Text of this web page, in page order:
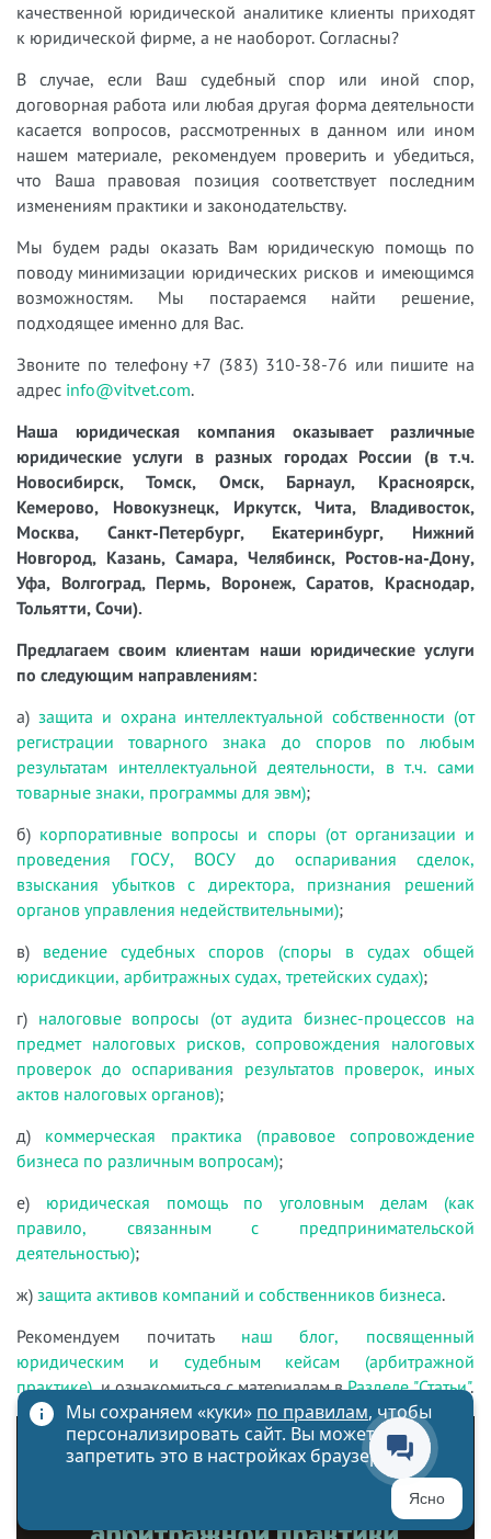
качественной юридической аналитике клиенты приходят
к юридической фирме, а не наоборот. Согласны?
В случае, если Ваш судебный спор или иной спор,
договорная работа или любая другая форма деятельности
касается вопросов, рассмотренных в данном или ином
нашем материале, рекомендуем проверить и убедиться,
что Ваша правовая позиция соответствует последним
изменениям практики и законодательству.
Мы будем рады оказать Вам юридическую помощь по
поводу минимизации юридических рисков и имеющимся
возможностям. Мы постараемся найти решение,
подходящее именно для Вас.
Звоните по телефону +7 (383) 310-38-76 или пишите на
адрес info@vitvet.com.
Наша юридическая компания оказывает различные
юридические услуги в разных городах России (в т.ч.
Новосибирск, Томск, Омск, Барнаул, Красноярск,
Кемерово, Новокузнецк, Иркутск, Чита, Владивосток,
Москва, Санкт-Петербург, Екатеринбург, Нижний
Новгород, Казань, Самара, Челябинск, Ростов-на-Дону,
Уфа, Волгоград, Пермь, Воронеж, Саратов, Краснодар,
Тольятти, Сочи).
Предлагаем своим клиентам наши юридические услуги
по следующим направлениям:
а) защита и охрана интеллектуальной собственности (от
регистрации товарного знака до споров по любым
результатам интеллектуальной деятельности, в т.ч. сами
товарные знаки, программы для эвм);
б) корпоративные вопросы и споры (от организации и
проведения ГОСУ, ВОСУ до оспаривания сделок,
взыскания убытков с директора, признания решений
органов управления недействительными);
в) ведение судебных споров (споры в судах общей
юрисдикции, арбитражных судах, третейских судах);
г) налоговые вопросы (от аудита бизнес-процессов на
предмет налоговых рисков, сопровождения налоговых
проверок до оспаривания результатов проверок, иных
актов налоговых органов);
д) коммерческая практика (правовое сопровождение
бизнеса по различным вопросам);
е) юридическая помощь по уголовным делам (как
правило, связанным с предпринимательской
деятельностью);
ж) защита активов компаний и собственников бизнеса.
Рекомендуем почитать наш блог, посвященный
юридическим и судебным кейсам (арбитражной
практике), и ознакомиться с материалам вРазделе "Статьи".
Мы сохраняем «куки» по правилам, чтобы
персонализировать сайт. Вы можете
запретить это в настройках браузера
Ясно